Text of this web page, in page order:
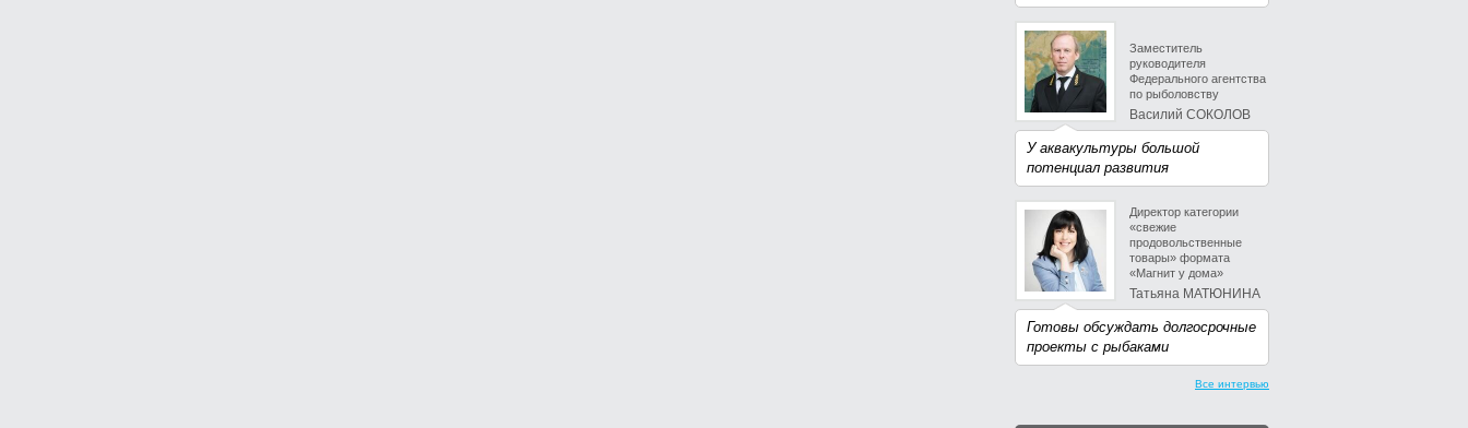
Заместитель
руководителя
Федерального агентства
по рыболовству
Василий СОКОЛОВ
У аквакультуры большой
потенциал развития
Директор категории
«свежие
продовольственные
товары» формата
«Магнит у дома»
Татьяна МАТЮНИНА
Готовы обсуждать долгосрочные
проекты с рыбаками
Все интервью